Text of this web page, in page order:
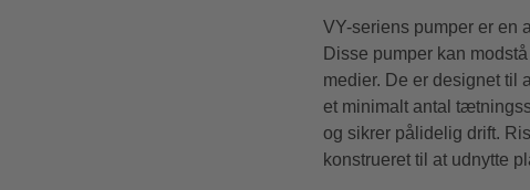
VY-seriens pumper er en
Disse pumper kan
medier. De er designet til
et minimalt antal
og sikrer pålidelig drift.
konstrueret til at udnytte